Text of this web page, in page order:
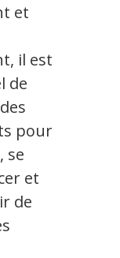
et
il est
de
pour
se
et
de